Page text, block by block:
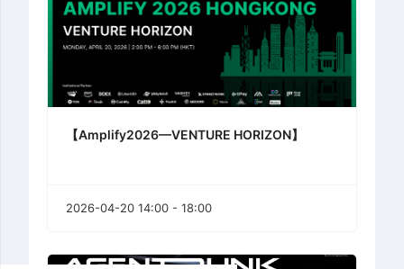
【Amplify2026—VENTURE HORIZON】
2026-04-20 14:00 - 18:00